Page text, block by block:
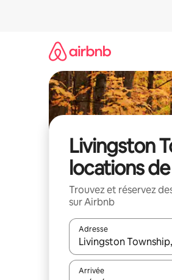
Livingston
locations
Trouvez et réservez
sur Airbnb
Adresse
Lorsque les résultats
Arrivée